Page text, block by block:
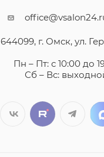
644099, г. Омск, ул.
Пн – Пт: с 10:00 до
Сб – Вс: